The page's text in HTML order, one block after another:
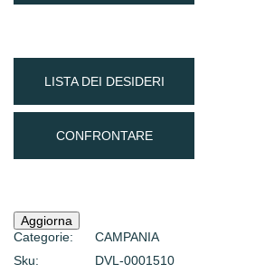
LISTA DEI DESIDERI
CONFRONTARE
Categorie:
CAMPANIA
Sku:
DVL-0001510